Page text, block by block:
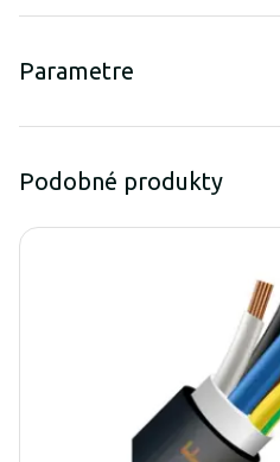
Parametre
Podobné produkty